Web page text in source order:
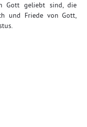
Gott geliebt sind, die
und Friede von Gott,